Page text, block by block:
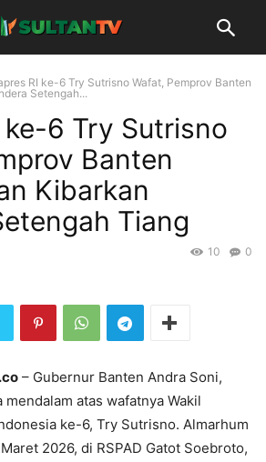
RI ke-6 Try Sutrisno Wafat, Pemprov Banten
Setengah...
ke-6 Try Sutrisno
Banten
Kibarkan
Tiang
0
10
– Gubernur Banten Andra Soni,
mendalam atas wafatnya Wakil
ke-6, Try Sutrisno. Almarhum
2026, di RSPAD Gatot Soebroto,